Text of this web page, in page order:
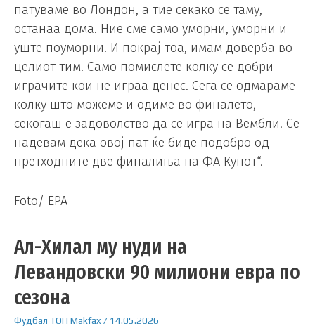
патуваме во Лондон, а тие секако се таму,
останаа дома. Ние сме само уморни, уморни и
уште поуморни. И покрај тоа, имам доверба во
целиот тим. Само помислете колку се добри
играчите кои не играа денес. Сега се одмараме
колку што можеме и одиме во финалето,
секогаш е задоволство да се игра на Вембли. Се
надевам дека овој пат ќе биде подобро од
претходните две финалиња на ФА Купот“.
Foto/ EPA
Ал-Хилал му нуди на
Левандовски 90 милиони евра по
сезона
Фудбал ТОП Makfax / 14.05.2026